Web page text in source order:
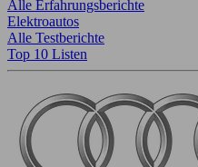
Alle Erfahrungsberichte
Elektroautos
Alle Testberichte
Top 10 Listen